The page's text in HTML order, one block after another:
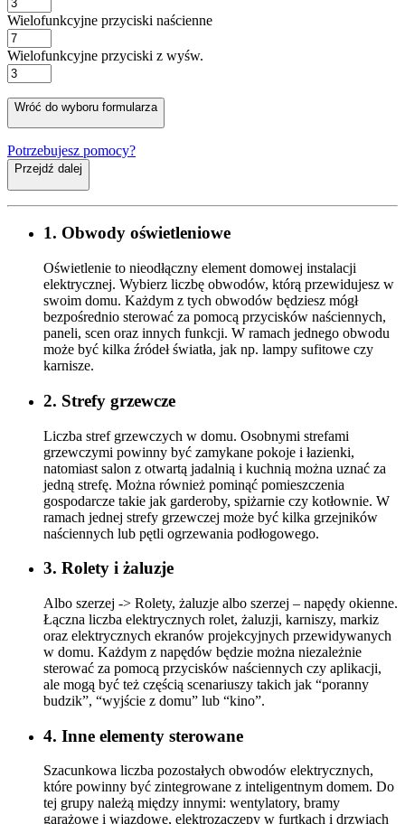
Wielofunkcyjne przyciski naścienne
Wielofunkcyjne przyciski z wyśw.
Wróć do wyboru formularza
Potrzebujesz pomocy?
Przejdź dalej
1. Obwody oświetleniowe
Oświetlenie to nieodłączny element domowej instalacji
elektrycznej. Wybierz liczbę obwodów, którą przewidujesz w
swoim domu. Każdym z tych obwodów będziesz mógł
bezpośrednio sterować za pomocą przycisków naściennych,
paneli, scen oraz innych funkcji. W ramach jednego obwodu
może być kilka źródeł światła, jak np. lampy sufitowe czy
karnisze.
2. Strefy grzewcze
Liczba stref grzewczych w domu. Osobnymi strefami
grzewczymi powinny być zamykane pokoje i łazienki,
natomiast salon z otwartą jadalnią i kuchnią można uznać za
jedną strefę. Można również pominąć pomieszczenia
gospodarcze takie jak garderoby, spiżarnie czy kotłownie. W
ramach jednej strefy grzewczej może być kilka grzejników
naściennych lub pętli ogrzewania podłogowego.
3. Rolety i żaluzje
Albo szerzej -> Rolety, żaluzje albo szerzej – napędy okienne.
Łączna liczba elektrycznych rolet, żaluzji, karniszy, markiz
oraz elektrycznych ekranów projekcyjnych przewidywanych
w domu. Każdym z napędów będzie można niezależnie
sterować za pomocą przycisków naściennych czy aplikacji,
ale mogą być też częścią scenariuszy takich jak “poranny
budzik”, “wyjście z domu” lub “kino”.
4. Inne elementy sterowane
Szacunkowa liczba pozostałych obwodów elektrycznych,
które powinny być zintegrowane z inteligentnym domem. Do
tej grupy należą między innymi: wentylatory, bramy
garażowe i wjazdowe, elektrozaczepy w furtkach i drzwiach